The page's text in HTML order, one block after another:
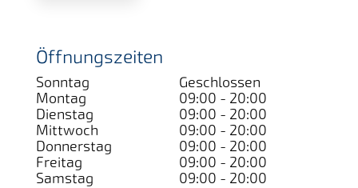
Öffnungszeiten
Sonntag
Geschlossen
Montag
09:00 - 20:00
Dienstag
09:00 - 20:00
Mittwoch
09:00 - 20:00
Donnerstag
09:00 - 20:00
Freitag
09:00 - 20:00
Samstag
09:00 - 20:00